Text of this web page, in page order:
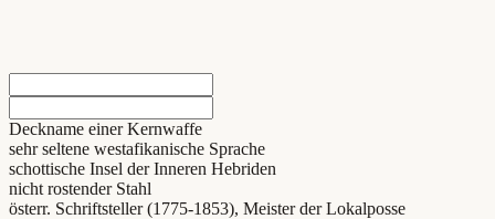
Deckname einer Kernwaffe
sehr seltene westafikanische Sprache
schottische Insel der Inneren Hebriden
nicht rostender Stahl
österr. Schriftsteller (1775-1853), Meister der Lokalposse